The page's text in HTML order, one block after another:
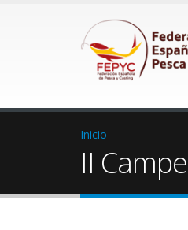
Inicio
II